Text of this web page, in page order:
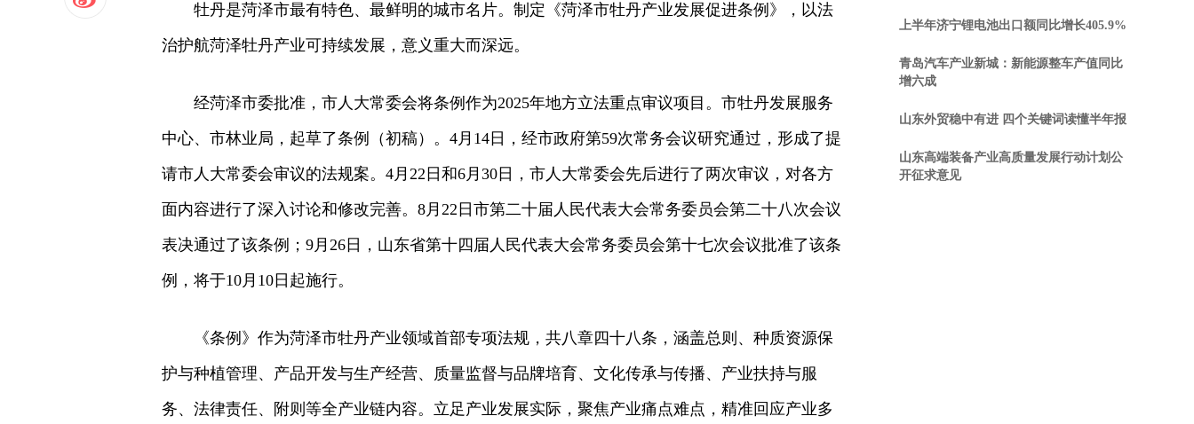
牡丹是菏泽市最有特色、最鲜明的城市名片。制定《菏泽市牡丹产业发展促进条例》，以法
治护航菏泽牡丹产业可持续发展，意义重大而深远。
经菏泽市委批准，市人大常委会将条例作为2025年地方立法重点审议项目。市牡丹发展服务
中心、市林业局，起草了条例（初稿）。4月14日，经市政府第59次常务会议研究通过，形成了提
请市人大常委会审议的法规案。4月22日和6月30日，市人大常委会先后进行了两次审议，对各方
面内容进行了深入讨论和修改完善。8月22日市第二十届人民代表大会常务委员会第二十八次会议
表决通过了该条例；9月26日，山东省第十四届人民代表大会常务委员会第十七次会议批准了该条
例，将于10月10日起施行。
《条例》作为菏泽市牡丹产业领域首部专项法规，共八章四十八条，涵盖总则、种质资源保
护与种植管理、产品开发与生产经营、质量监督与品牌培育、文化传承与传播、产业扶持与服
务、法律责任、附则等全产业链内容。立足产业发展实际，聚焦产业痛点难点，精准回应产业多
上半年济宁锂电池出口额同比增长405.9%
青岛汽车产业新城：新能源整车产值同比
增六成
山东外贸稳中有进 四个关键词读懂半年报
山东高端装备产业高质量发展行动计划公
开征求意见